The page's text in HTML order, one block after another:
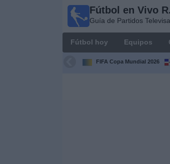
Fútbol en Vivo
Guía de Partidos
Fútbol hoy Equipos
FIFA Copa Mundial 2026
Fútbol en
Dominicana
Guía de Partidos
Televisados